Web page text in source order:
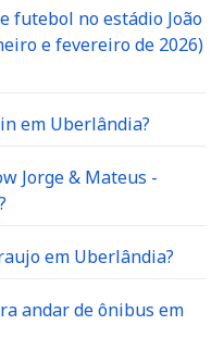
futebol no estádio João
e fevereiro de 2026)
em Uberlândia?
Jorge & Mateus -
em Uberlândia?
andar de ônibus em